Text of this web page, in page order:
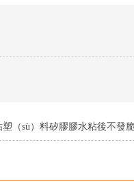
（sù）料矽膠膠水粘後不發